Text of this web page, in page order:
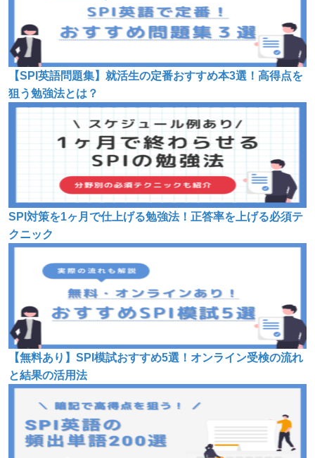
【SPI英語問題集】就活生の定番おすすめ本3選！高得点を
狙う勉強法とは？
SPI対策を1ヶ月で仕上げる勉強法！正答率を上げる必須テ
クニック
【無料あり】SPI模試おすすめ5選！オンライン受検の流れ
と結果の活用法